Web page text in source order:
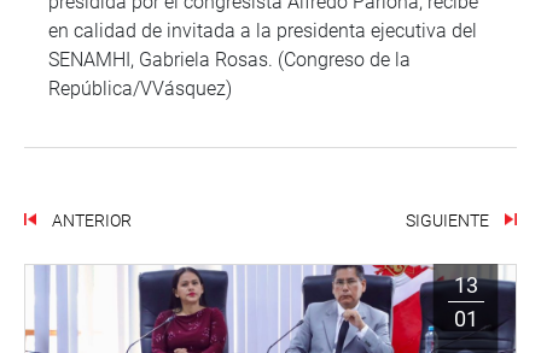
en calidad de invitada a la presidenta ejecutiva del
SENAMHI, Gabriela Rosas. (Congreso de la
República/VVásquez)
ANTERIOR SIGUIENTE
13
01